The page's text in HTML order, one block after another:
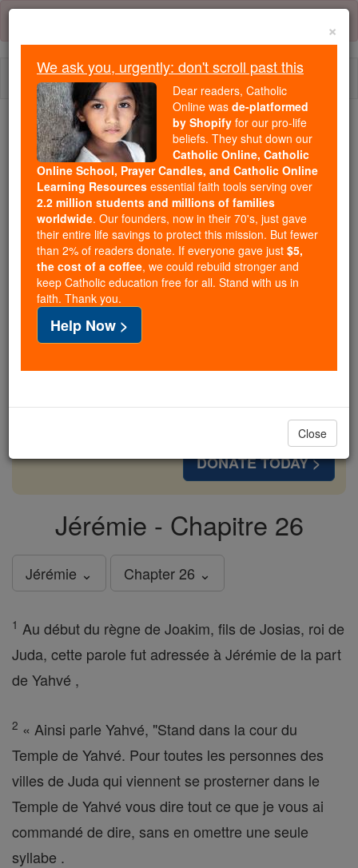
Skip
content
Because of You, 2.2 Million
Students Are Being Formed in the
Faith
Because of generous supporters like you,
Catholic Online School has already delivered
free, faithful Catholic education to over 2.2
million students across 193 countries. In an age
of noise and algorithms, you are helping form
souls with truth, prayer, Scripture, and Christ.
If everyone who reads this gave just $5 — the
free for all. Be Courageous. Be Catholic. Stand
DONATE TODAY >
Jérémie - Chapitre 26
Jérémie ⌄ Chapter 26 ⌄
1 Au début du règne de Joakim, fils de Josias, roi de
Juda, cette parole fut adressée à Jérémie de la part
de Yahvé ,
2 « Ainsi parle Yahvé, "Stand dans la cour du
Temple de Yahvé. Pour toutes les personnes des
villes de Juda qui viennent se prosterner dans le
Temple de Yahvé vous dire tout ce que je vous ai
commandé de dire, sans en omettre une seule
syllabe .
×
We ask you, urgently: don't scroll past this
Dear readers, Catholic
Online was de-platformed
by Shopify for our pro-life
beliefs. They shut down our
Catholic Online, Catholic
Online School, Prayer Candles, and Catholic Online
Learning Resources essential faith tools serving over
2.2 million students and millions of families
worldwide. Our founders, now in their 70's, just gave
their entire life savings to protect this mission. But fewer
than 2% of readers donate. If everyone gave just $5,
the cost of a coffee, we could rebuild stronger and
keep Catholic education free for all. Stand with us in
faith. Thank you.
Help Now >
Close